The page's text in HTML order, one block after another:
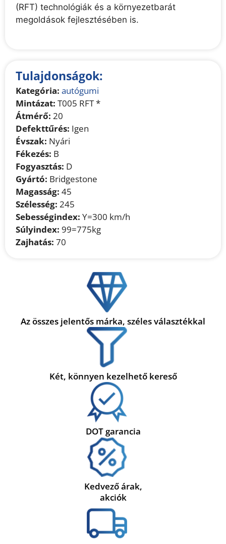
(RFT) technológiák és a környezetbarát
megoldások fejlesztésében is.
Tulajdonságok:
Kategória: autógumi
Mintázat: T005 RFT *
Átmérő: 20
Defekttűrés: Igen
Évszak: Nyári
Fékezés: B
Fogyasztás: D
Gyártó: Bridgestone
Magasság: 45
Szélesség: 245
Sebességindex: Y=300 km/h
Súlyindex: 99=775kg
Zajhatás: 70
Az összes jelentős márka, széles választékkal
Két, könnyen kezelhető kereső
DOT garancia
Kedvező árak,
akciók